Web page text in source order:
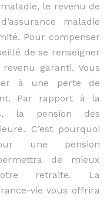
le revenu de
maladie
Pour compenser
de se renseigner
garanti. Vous
à une perte de
Par rapport à la
la pension des
C’est pourquoi
une pension
de mieux
retraite. La
vie vous offrira